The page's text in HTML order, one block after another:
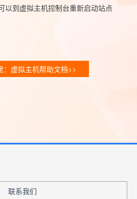
以到虚拟主机控制台重新启动站点
：虚拟主机帮助文档>>